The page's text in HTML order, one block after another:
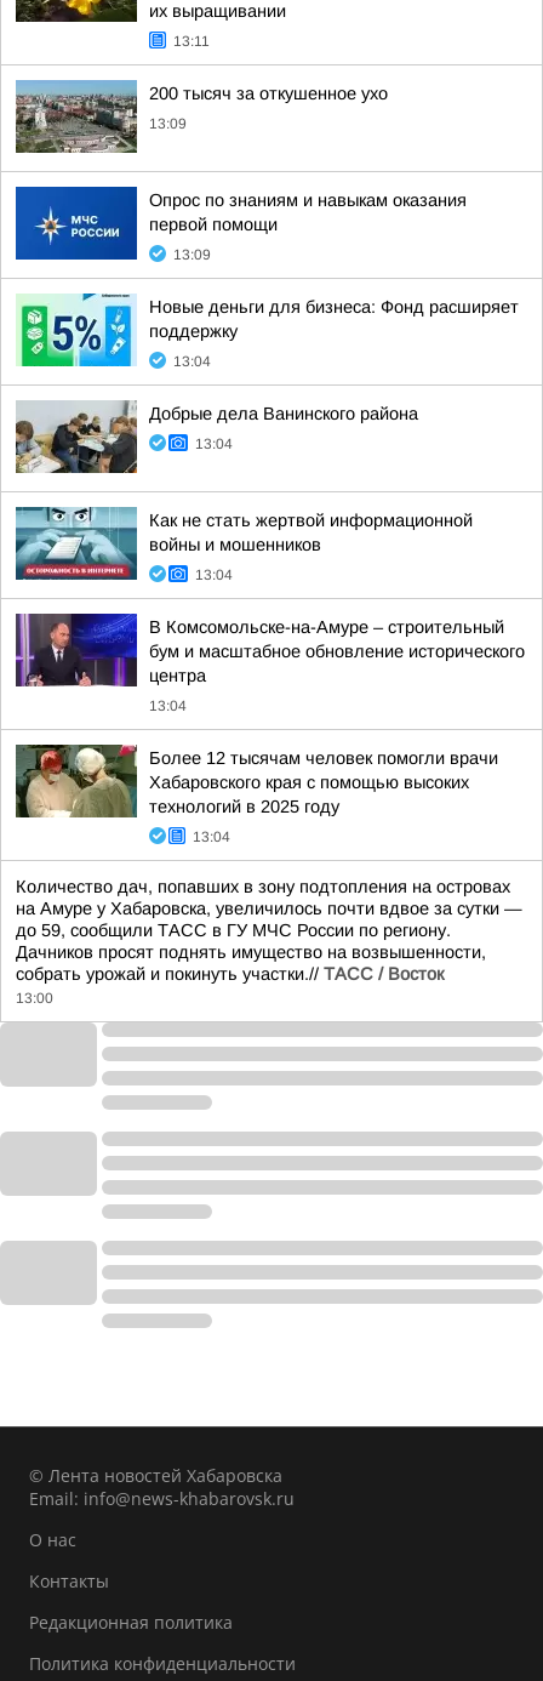
их выращивании
13:11
200 тысяч за откушенное ухо
13:09
Опрос по знаниям и навыкам оказания
первой помощи
13:09
Новые деньги для бизнеса: Фонд расширяет
поддержку
13:04
Добрые дела Ванинского района
13:04
Как не стать жертвой информационной
войны и мошенников
13:04
В Комсомольске-на-Амуре – строительный
бум и масштабное обновление исторического
центра
13:04
Более 12 тысячам человек помогли врачи
Хабаровского края с помощью высоких
технологий в 2025 году
13:04
Количество дач, попавших в зону подтопления на островах
на Амуре у Хабаровска, увеличилось почти вдвое за сутки —
до 59, сообщили ТАСС в ГУ МЧС России по региону.
Дачников просят поднять имущество на возвышенности,
собрать урожай и покинуть участки.// ТАСС / Восток
13:00
© Лента новостей Хабаровска
Email: info@news-khabarovsk.ru
О нас
Контакты
Редакционная политика
Политика конфиденциальности